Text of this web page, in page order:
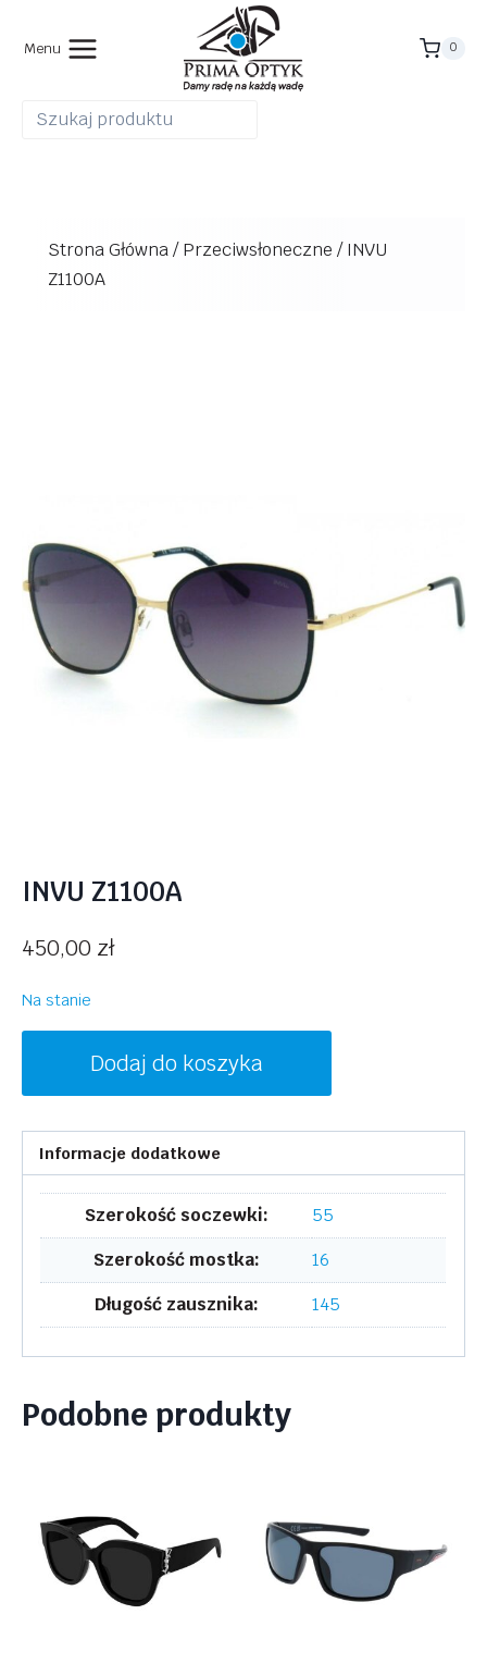
Menu 0
Strona Główna/Przeciwsłoneczne /INVU
Z1100A
INVU Z1100A
450,00 zł
Na stanie
Z1100A
Dodaj do koszyka
Informacje dodatkowe
Szerokość soczewki:
55
Szerokość mostka:
16
Długość zausznika:
145
Podobne produkty